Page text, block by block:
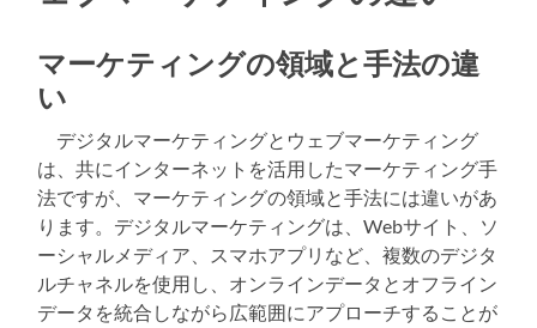
マーケティングの領域と手法の違
い
デジタルマーケティングとウェブマーケティング
は、共にインターネットを活用したマーケティング手
法ですが、マーケティングの領域と手法には違いがあ
ります。デジタルマーケティングは、Webサイト、ソ
ーシャルメディア、スマホアプリなど、複数のデジタ
ルチャネルを使用し、オンラインデータとオフライン
データを統合しながら広範囲にアプローチすることが